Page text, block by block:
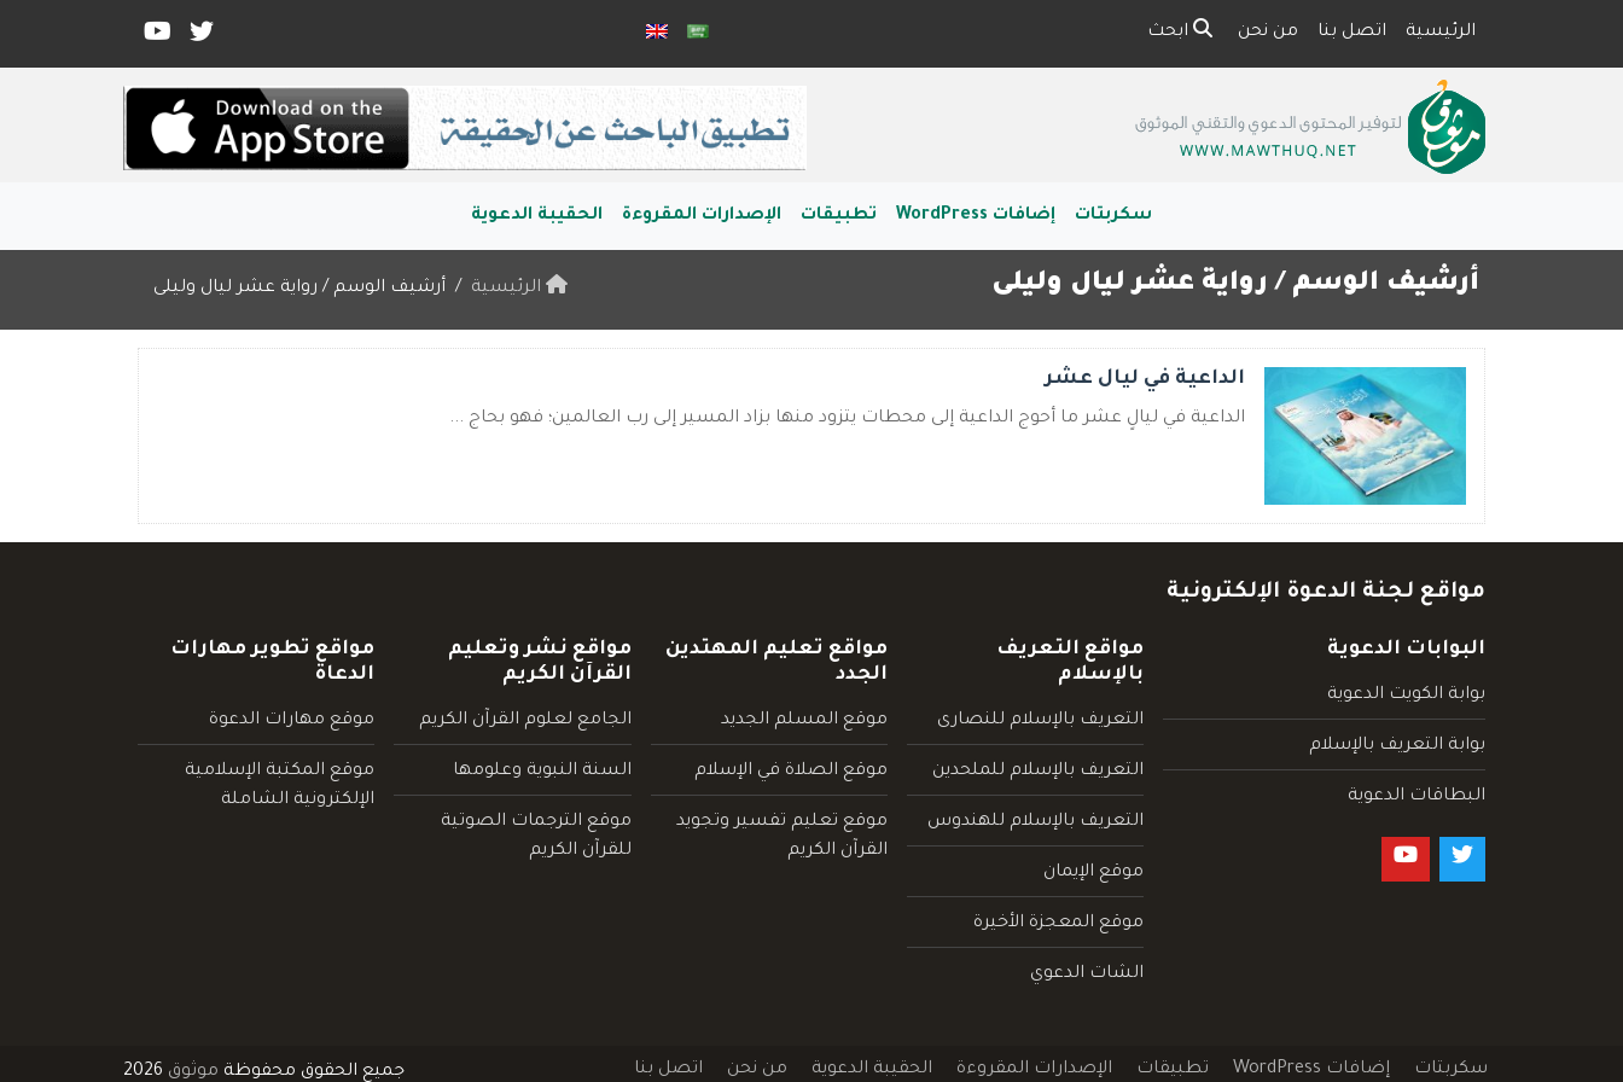
الرئيسية اتصل بنا من نحن ابحث
سكربتات إضافات WordPress تطبيقات الإصدارات المقروءة الحقيبة الدعوية
أرشيف الوسم / رواية عشر ليال وليلى الرئيسية أرشيف الوسم / رواية عشر ليال وليلى
الداعية في ليال عشر
الداعية في ليالٍ عشر ما أحوج الداعية إلى محطات يتزود منها بزاد المسير إلى رب العالمين؛ فهو بحاج ...
مواقع لجنة الدعوة الإلكترونية
البوابات الدعوية
بوابة الكويت الدعوية
بوابة التعريف بالإسلام
البطاقات الدعوية
مواقع التعريف
بالإسلام
التعريف بالإسلام للنصارى
التعريف بالإسلام للملحدين
التعريف بالإسلام للهندوس
موقع الإيمان
موقع المعجزة الأخيرة
الشات الدعوي
مواقع تعليم المهتدين
الجدد
موقع المسلم الجديد
موقع الصلاة في الإسلام
موقع تعليم تفسير وتجويد
القرآن الكريم
مواقع نشر وتعليم
القرآن الكريم
الجامع لعلوم القرآن الكريم
السنة النبوية وعلومها
موقع الترجمات الصوتية
للقرآن الكريم
مواقع تطوير مهارات
الدعاة
موقع مهارات الدعوة
موقع المكتبة الإسلامية
الإلكترونية الشاملة
سكربتات إضافات WordPress تطبيقات الإصدارات المقروءة الحقيبة الدعوية من نحن اتصل بنا جميع الحقوق محفوظة موثوق